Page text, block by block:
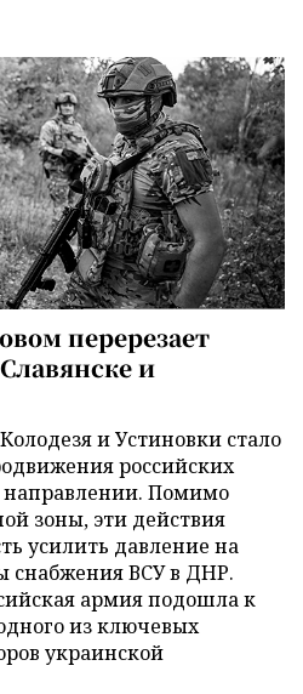
перерезает
и
и Устиновки стало
российских
направлении. Помимо
зоны, эти действия
усилить давление на
ВСУ в ДНР.
армия подошла к
из ключевых
украинской